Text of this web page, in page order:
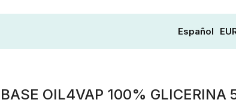
Español
BASE OIL4VAP 100% GLICERINA